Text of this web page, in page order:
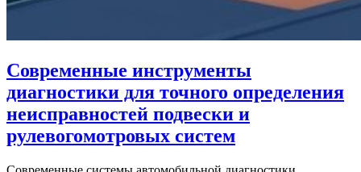
Современные инструменты
диагностики для точного определения
неисправностей подвески и
рулевогомотровых систем